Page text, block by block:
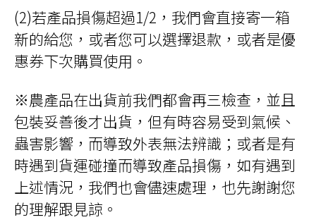
(2)若產品損傷超過1/2，我們會直接寄一箱
新的給您，或者您可以選擇退款，或者是優
惠券下次購買使用。
※農產品在出貨前我們都會再三檢查，並且
包裝妥善後才出貨，但有時容易受到氣候、
蟲害影響，而導致外表無法辨識；或者是有
時遇到貨運碰撞而導致產品損傷，如有遇到
上述情況，我們也會儘速處理，也先謝謝您
的理解跟見諒。